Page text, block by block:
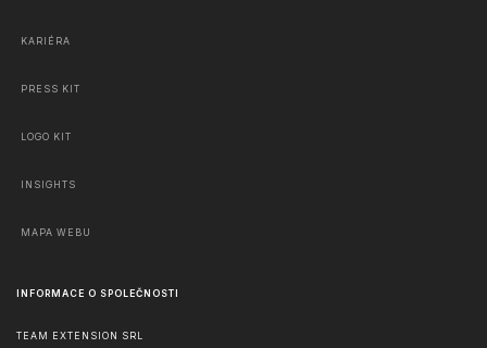
KARIÉRA
PRESS KIT
LOGO KIT
INSIGHTS
MAPA WEBU
INFORMACE O SPOLEČNOSTI
TEAM EXTENSION SRL